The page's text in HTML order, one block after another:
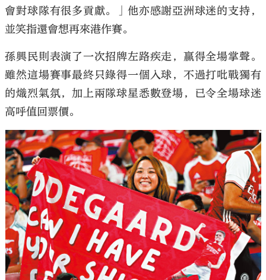
會對球隊有很多貢獻。」他亦感謝亞洲球迷的支持，
並笑指還會想再來港作賽。
孫興民則表演了一次招牌左路疾走，贏得全場掌聲。
雖然這場賽事最終只錄得一個入球，不過打吡戰獨有
的熾烈氣氛，加上兩隊球星悉數登場，已令全場球迷
高呼值回票價。